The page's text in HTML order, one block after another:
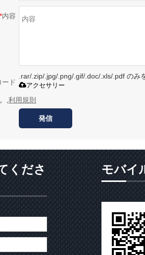
*内容
ード
.rar/.zip/.jpg/.png/.gif/.doc/.xls/.pdf のみ
アクセサリー
, 利用規則
発信
くださ
モバイ